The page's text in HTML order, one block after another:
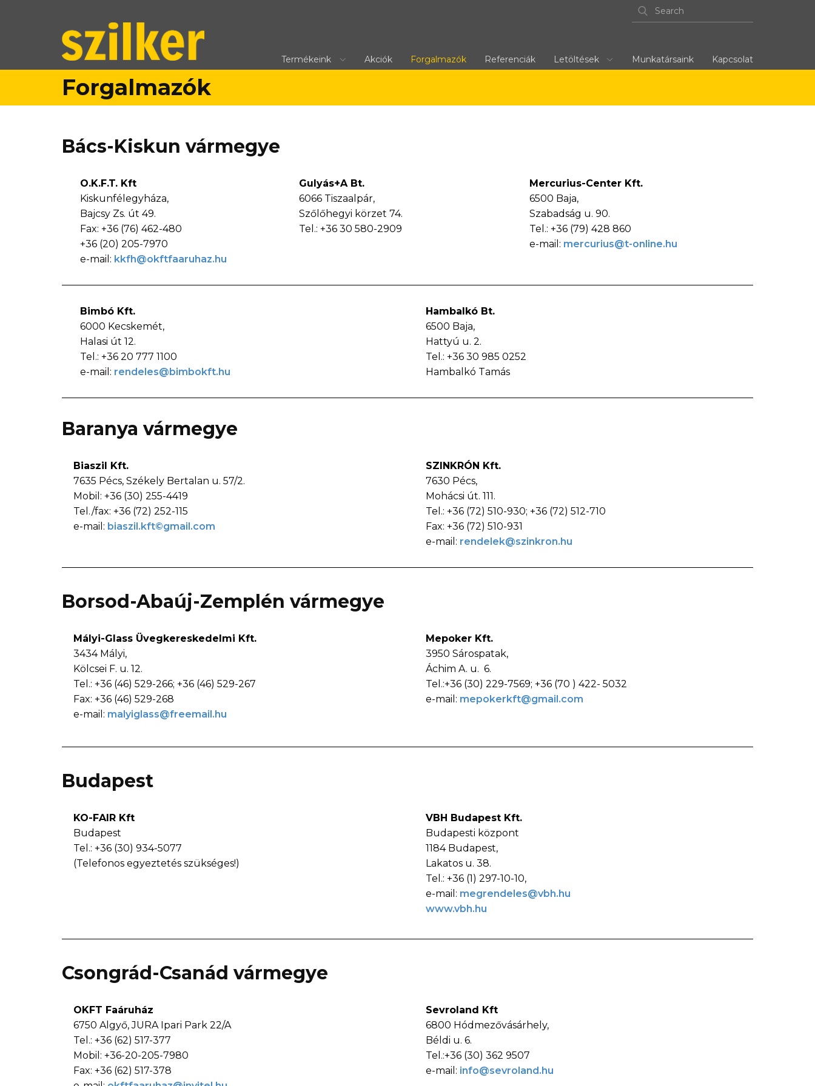
Termékeink Akciók Forgalmazók Referenciák Letöltések Munkatársaink Kapcsolat
Forgalmazók
Bács-Kiskun vármegye
O.K.F.T. Kft
Kiskunfélegyháza,
Bajcsy Zs. út 49.
Fax: +36 (76) 462-480
+36 (20) 205-7970
e-mail: kkfh@okftfaaruhaz.hu
Gulyás+A Bt.
6066 Tiszaalpár,
Szőlőhegyi körzet 74.
Tel.: +36 30 580-2909
Mercurius-Center Kft.
6500 Baja,
Szabadság u. 90.
Tel.: +36 (79) 428 860
e-mail: mercurius@t-online.hu
Bimbó Kft.
6000 Kecskemét,
Halasi út 12.
Tel.: +36 20 777 1100
e-mail: rendeles@bimbokft.hu
Hambalkó Bt.
6500 Baja,
Hattyú u. 2.
Tel.: +36 30 985 0252
Hambalkó Tamás
Baranya vármegye
Biaszil Kft.
7635 Pécs, Székely Bertalan u. 57/2.
Mobil: +36 (30) 255-4419
Tel./fax: +36 (72) 252-115
e-mail: biaszil.kft©gmail.com
SZINKRÓN Kft.
7630 Pécs,
Mohácsi út. 111.
Tel.: +36 (72) 510-930; +36 (72) 512-710
Fax: +36 (72) 510-931
e-mail: rendelek@szinkron.hu
Borsod-Abaúj-Zemplén vármegye
Mályi-Glass Üvegkereskedelmi Kft.
3434 Mályi,
Kölcsei F. u. 12.
Tel.: +36 (46) 529-266; +36 (46) 529-267
Fax: +36 (46) 529-268
e-mail: malyiglass@freemail.hu
Mepoker Kft.
3950 Sárospatak,
Áchim A. u. 6.
Tel.:+36 (30) 229-7569; +36 (70 ) 422- 5032
e-mail: mepokerkft@gmail.com
Budapest
KO-FAIR Kft
Budapest
Tel.: +36 (30) 934-5077
(Telefonos egyeztetés szükséges!)
VBH Budapest Kft.
Budapesti központ
1184 Budapest,
Lakatos u. 38.
Tel.: +36 (1) 297-10-10,
e-mail: megrendeles@vbh.hu
www.vbh.hu
Csongrád-Csanád vármegye
OKFT Faáruház
6750 Algyő, JURA Ipari Park 22/A
Tel.: +36 (62) 517-377
Mobil: +36-20-205-7980
Fax: +36 (62) 517-378
Sevroland Kft
6800 Hódmezővásárhely,
Béldi u. 6.
Tel.:+36 (30) 362 9507
e-mail: info@sevroland.hu